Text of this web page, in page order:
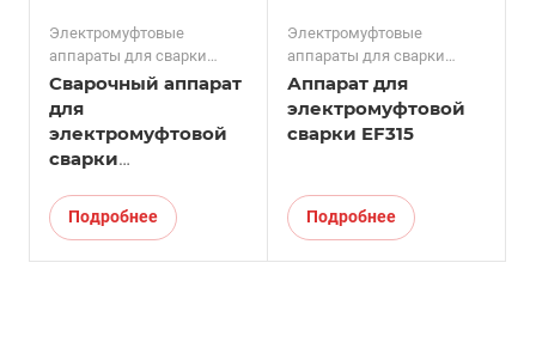
Электромуфтовые
аппараты для сварки
фитингов
Сварочный аппарат
для
электромуфтовой
сварки
ROWELD ROFUSE
1200 TURBO
Подробнее
Электромуфтовые
аппараты для сварки
фитингов
Аппарат для
электромуфтовой
сварки EF315
Подробнее